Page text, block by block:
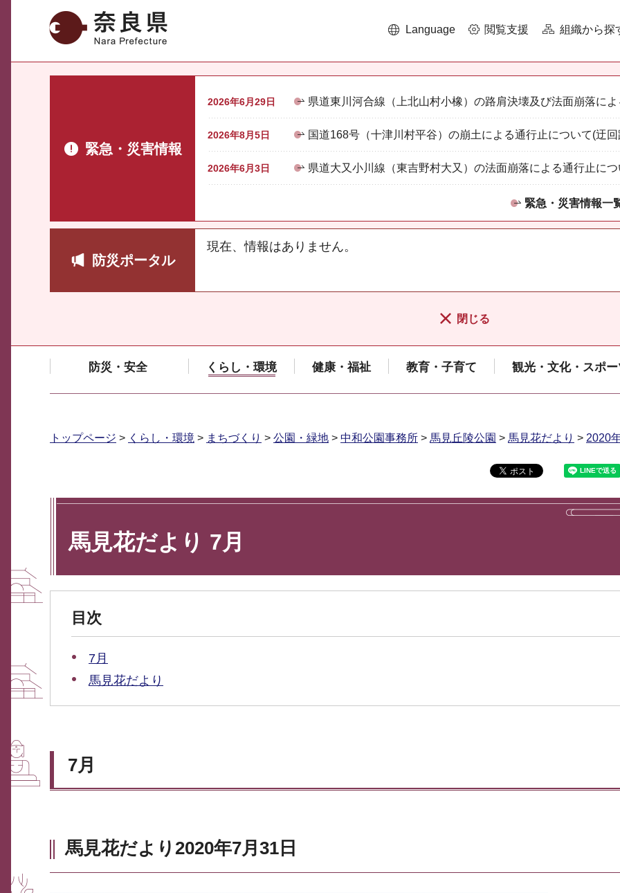
奈良県 Language 閲覧支援 組織から探
緊急・災害情報
2026年6月29日 県道東川河合線（上北山村小橡）の路肩決壊及び法面崩落に
2026年8月5日 国道168号（十津川村平谷）の崩土による通行止について(迂
2026年6月3日 県道大又小川線（東吉野村大又）の法面崩落による通行止につ
緊急・災害情報一
防災ポータル
現在、情報はありません。
閉じる
防災・安全 くらし・環境 健康・福祉 教育・子育て 観光・文化・スポー
トップページ > くらし・環境 > まちづくり > 公園・緑地 > 中和公園事務所 > 馬見丘陵公園 > 馬見花だより > 2020
馬見花だより 7月
目次
7月
馬見花だより
7月
馬見花だより2020年7月31日